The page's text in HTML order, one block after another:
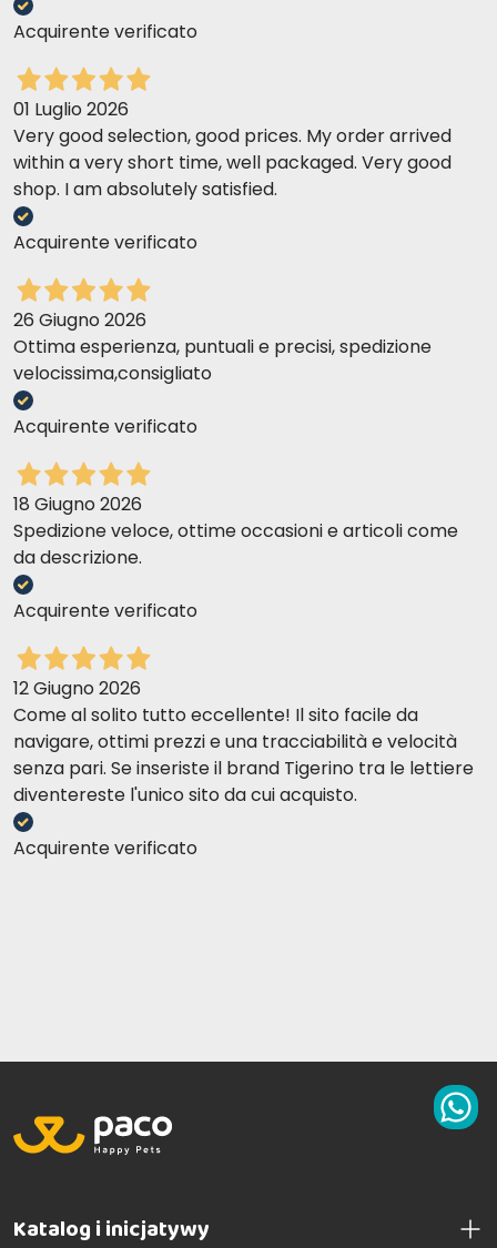
Acquirente verificato
01 Luglio 2026
Very good selection, good prices. My order arrived
within a very short time, well packaged. Very good
shop. I am absolutely satisfied.
Acquirente verificato
26 Giugno 2026
Ottima esperienza, puntuali e precisi, spedizione
velocissima,consigliato
Acquirente verificato
18 Giugno 2026
Spedizione veloce, ottime occasioni e articoli come
da descrizione.
Acquirente verificato
12 Giugno 2026
Come al solito tutto eccellente! Il sito facile da
navigare, ottimi prezzi e una tracciabilità e velocità
senza pari. Se inseriste il brand Tigerino tra le lettiere
diventereste l'unico sito da cui acquisto.
Acquirente verificato
Katalog i inicjatywy